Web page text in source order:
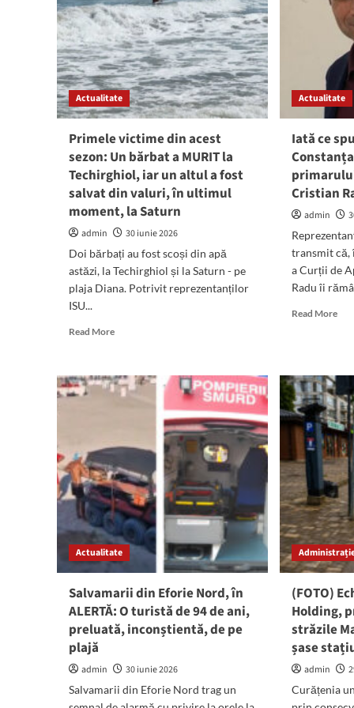
Actualitate
Primele victime din acest
sezon: Un bărbat a MURIT la
Techirghiol, iar un altul a fost
salvat din valuri, în ultimul
moment, la Saturn
admin
30 iunie 2026
Doi bărbați au fost scoși din apă
astăzi, la Techirghiol și la Saturn - pe
plaja Diana. Potrivit reprezentanților
ISU...
Read MoreRead
Primele
victime
Un
bărbat
a
MURIT
la
Techirghiol,
iar
un
fost
salvat
din
ultimul
moment,
la
Actualitate
Iată ce
primarului
Cristian
admin
transmit că,
a Curții de
Radu îi
Read MoreRead
Actualitate
Salvamarii din Eforie Nord, în
ALERTĂ: O turistă de 94 de ani,
preluată, inconștientă, de pe
plajă
admin
30 iunie 2026
Salvamarii din Eforie Nord trag un
(FOTO)
Holding,
străzile
șase
admin
Curățenia